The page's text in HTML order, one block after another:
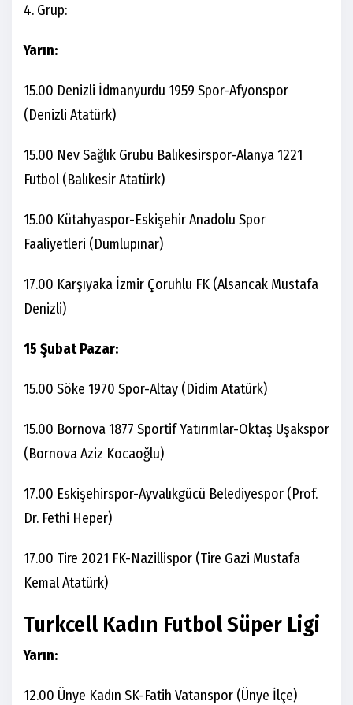
4. Grup:
Yarın:
15.00 Denizli İdmanyurdu 1959 Spor-Afyonspor
(Denizli Atatürk)
15.00 Nev Sağlık Grubu Balıkesirspor-Alanya 1221
Futbol (Balıkesir Atatürk)
15.00 Kütahyaspor-Eskişehir Anadolu Spor
Faaliyetleri (Dumlupınar)
17.00 Karşıyaka İzmir Çoruhlu FK (Alsancak Mustafa
Denizli)
15 Şubat Pazar:
15.00 Söke 1970 Spor-Altay (Didim Atatürk)
15.00 Bornova 1877 Sportif Yatırımlar-Oktaş Uşakspor
(Bornova Aziz Kocaoğlu)
17.00 Eskişehirspor-Ayvalıkgücü Belediyespor (Prof.
Dr. Fethi Heper)
17.00 Tire 2021 FK-Nazillispor (Tire Gazi Mustafa
Kemal Atatürk)
Turkcell Kadın Futbol Süper Ligi
Yarın:
12.00 Ünye Kadın SK-Fatih Vatanspor (Ünye İlçe)